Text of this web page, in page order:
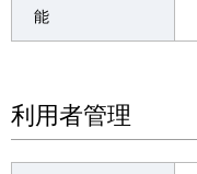
能
利用者管理